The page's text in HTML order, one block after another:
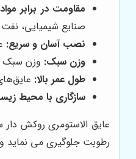
مقاومت در برابر
صنایع شیمیایی،
نصب آسان و سریع:
وزن سبک: وزن سبک
طول عمر بالا:
سازگاری با محیط
عایق الاستومری روکش
رطوبت جلوگیری می نماید و